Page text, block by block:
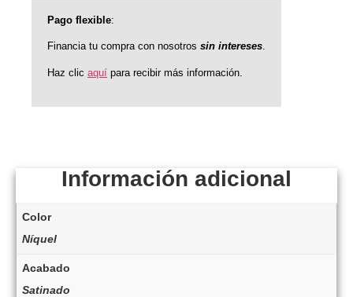
Pago flexible:
Financia tu compra con nosotros sin intereses.
Haz clic aquí para recibir más información.
Información adicional
Color
Níquel
Acabado
Satinado